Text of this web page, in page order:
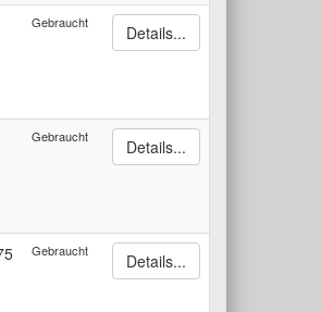
Gebraucht Details...
Gebraucht Details...
Gebraucht Details...